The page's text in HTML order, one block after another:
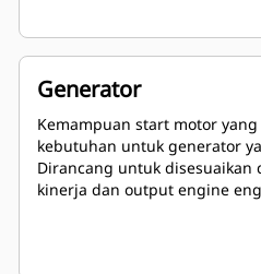
Generator
Kemampuan start motor
kebutuhan untuk generator
Dirancang untuk disesuaikan
kinerja dan output engine